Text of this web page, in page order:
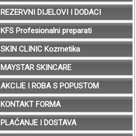
REZERVNI DIJELOVI I DODACI
KFS Profesionalni preparati
SKIN CLINIC Kozmetika
MAYSTAR SKINCARE
AKCIJE I ROBA S POPUSTOM
KONTAKT FORMA
PLAĆANJE I DOSTAVA